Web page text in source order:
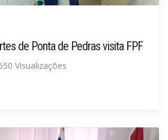
de Ponta de Pedras visita FPF
Visualizações